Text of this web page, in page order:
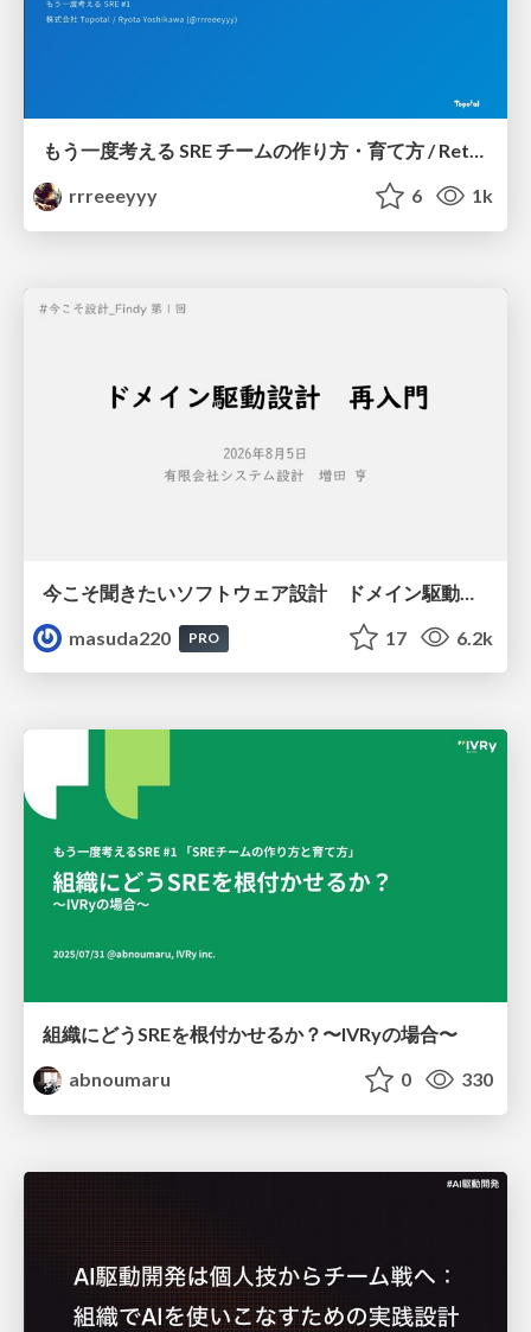
もう一度考える SRE チームの作り方・育て方 / Rethinking SRE #1: Building and Growing SRE Teams
rrreeeyyy
6 1k
masuda220
PRO 17 6.2k
組織にどうSREを根付かせるか？〜IVRyの場合〜
abnoumaru
0 330